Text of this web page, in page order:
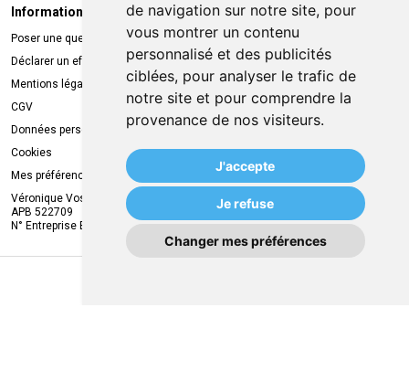
de navigation sur notre site, pour
vous montrer un contenu
personnalisé et des publicités
ciblées, pour analyser le trafic de
notre site et pour comprendre la
provenance de nos visiteurs.
J'accepte
Je refuse
Changer mes préférences
Informations légales
Poser une question
Déclarer un effet indésirable
Mentions légales
CGV
Données personnelles
Cookies
Mes préférences Cookies
Véronique Vos
APB 522709
N° Entreprise BE0749.944.612
Livraison
Retrait à la pharmacie
Livraison chez vous
Livraison dans un Point Relais